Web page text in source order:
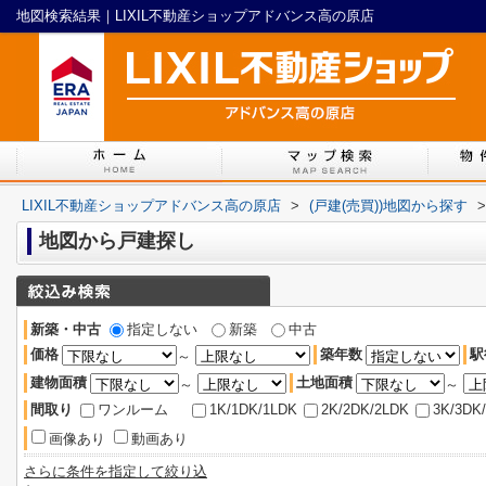
地図検索結果｜LIXIL不動産ショップアドバンス高の原店
LIXIL不動産ショップアドバンス高の原店 > (戸建(売買))地図から探す >
地図から戸建探し
新築・中古 指定しない 新築
中古
価格
～ 築年数
建物面積
～ 土地面積
～
間取り
ワンルーム 1K/1DK/1LDK 2K/2DK/2LDK
3K/
画像あり
動画あり
さらに条件を指定して絞り込